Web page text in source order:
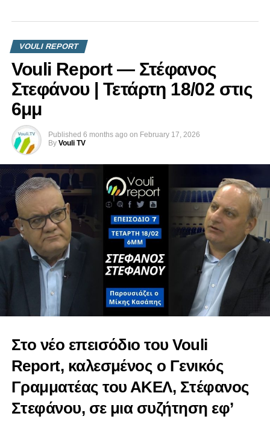
Δήλωση ΦΑΚΟΝΤΗ Αντρέα για Επιτροπή Εργασίας
O περί Κοινωνικών Ασφαλίσεων (Τροποποιητικός)
Νόμος του
VOULI REPORT
Vouli Report — Στέφανος
Στεφάνου | Τετάρτη 18/02 στις
6μμ
Published 6 months ago on February 17, 2026
By Vouli TV
Στο νέο επεισόδιο του Vouli
Report, καλεσμένος ο Γενικός
Γραμματέας του ΑΚΕΛ, Στέφανος
Στεφάνου, σε μια συζήτηση εφ’